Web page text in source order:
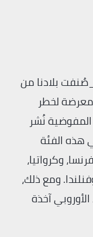
بلادنا من
لخطر
نُشر
هذه الفئة
وكرواتيا،
ومع ذلك،
آخذة